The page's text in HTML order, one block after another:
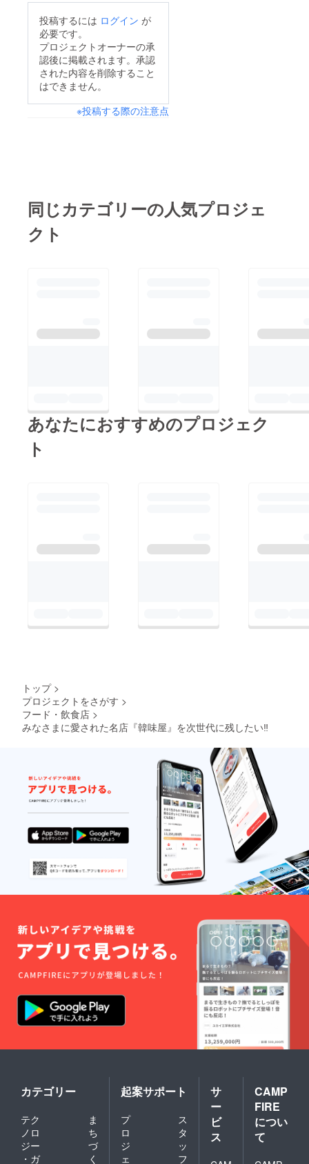
力します。감사합니
다 韓国料理韓味屋
盧榮吉
投稿するには ログイン が
必要です。
プロジェクトオーナーの承
認後に掲載されます。承認
された内容を削除すること
はできません。
※投稿する際の注意点
同じカテゴリーの人気プロジェ
クト
あなたにおすすめのプロジェク
ト
トップ >
プロジェクトをさがす >
フード・飲食店 >
みなさまに愛された名店『韓味屋』を次世代に残したい‼︎
カテゴリー
テク
ノロ
ジー
・ガ
ま
ち
づ
く
起案サポート
プ
ロ
ジ
ェ
ス
タ
ッ
フ
サ
ー
ビ
ス
CAMP
FIRE
につい
て